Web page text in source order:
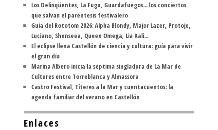
Los Delinqüentes, La Fuga, Guardafuegos... los conciertos
que salvan el paréntesis festivalero
Guía del Rototom 2026: Alpha Blondy, Major Lazer, Protoje,
Luciano, Shenseea, Queen Omega, Lia Kali...
El eclipse llena Castellón de ciencia y cultura: guía para vivir
el gran día
Marina Albero inicia la séptima singladura de La Mar de
Cultures entre Torreblanca y Almassora
Castro Festival, Títeres a la Mar y cuentacuentos: la
agenda familiar del verano en Castellón
Enlaces